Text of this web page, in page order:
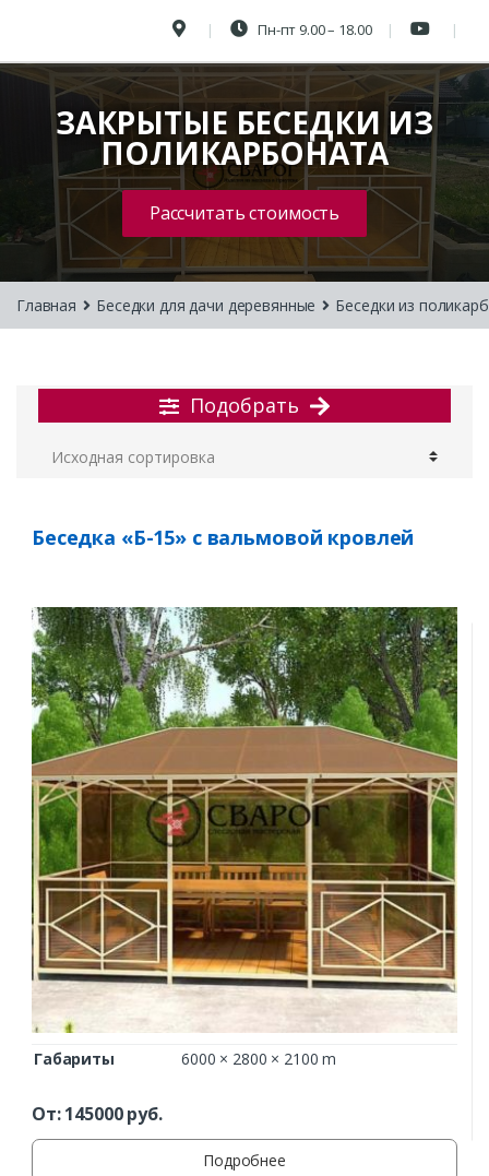
Пн-пт 9.00 – 18.00
ЗАКРЫТЫЕ БЕСЕДКИ ИЗ
ПОЛИКАРБОНАТА
Рассчитать стоимость
Главная Беседки для дачи деревянные Беседки из
Подобрать
Беседка «Б-15» с вальмовой кровлей
Габариты 6000 × 2800 × 2100 m
От:145000руб.
Подробнее